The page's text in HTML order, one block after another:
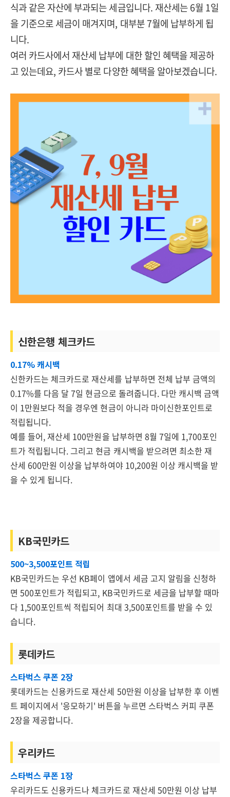
식과 같은 자산에 부과되는 세금입니다. 재산세는 6월 1일
을 기준으로 세금이 매겨지며, 대부분 7월에 납부하게 됩
니다.
여러 카드사에서 재산세 납부에 대한 할인 혜택을 제공하
고 있는데요, 카드사 별로 다양한 혜택을 알아보겠습니다.
신한은행 체크카드
0.17% 캐시백
신한카드는 체크카드로 재산세를 납부하면 전체 납부 금액의
0.17%를 다음 달 7일 현금으로 돌려줍니다. 다만 캐시백 금액
이 1만원보다 적을 경우엔 현금이 아니라 마이신한포인트로
적립됩니다.
예를 들어, 재산세 100만원을 납부하면 8월 7일에 1,700포인
트가 적립됩니다. 그리고 현금 캐시백을 받으려면 최소한 재
산세 600만원 이상을 납부하여야 10,200원 이상 캐시백을 받
을 수 있게 됩니다.
KB국민카드
500~3,500포인트 적립
KB국민카드는 우선 KB페이 앱에서 세금 고지 알림을 신청하
면 500포인트가 적립되고, KB국민카드로 세금을 납부할 때마
다 1,500포인트씩 적립되어 최대 3,500포인트를 받을 수 있
습니다.
롯데카드
스타벅스 쿠폰 2장
롯데카드는 신용카드로 재산세 50만원 이상을 납부한 후 이벤
트 페이지에서 '응모하기' 버튼을 누르면 스타벅스 커피 쿠폰
2장을 제공합니다.
우리카드
스타벅스 쿠폰 1장
우리카드도 신용카드나 체크카드로 재산세 50만원 이상 납부